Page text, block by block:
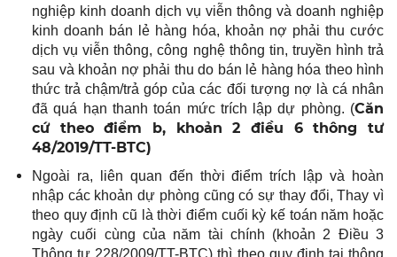
nghiệp kinh doanh dịch vụ viễn thông và doanh nghiệp
kinh doanh bán lẻ hàng hóa, khoản nợ phải thu cước
dịch vụ viễn thông, công nghệ thông tin, truyền hình trả
sau và khoản nợ phải thu do bán lẻ hàng hóa theo hình
thức trả chậm/trả góp của các đối tượng nợ là cá nhân
đã quá hạn thanh toán mức trích lập dự phòng. (Căn
cứ theo điểm b, khoản 2 điều 6 thông tư
48/2019/TT-BTC)
Ngoài ra, liên quan đến thời điểm trích lập và hoàn
nhập các khoản dự phòng cũng có sự thay đổi, Thay vì
theo quy định cũ là thời điểm cuối kỳ kế toán năm hoặc
ngày cuối cùng của năm tài chính (khoản 2 Điều 3
Thông tư 228/2009/TT-BTC) thì theo quy định tại thông